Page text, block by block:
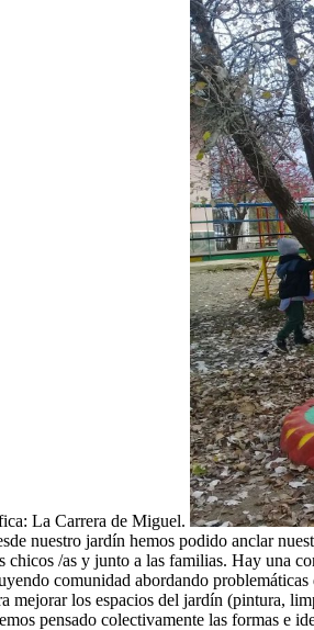
La Carrera de Miguel.
nuestro jardín hemos podido anclar
chicos /as y junto a las familias. Hay una
comunidad abordando
mejorar los espacios del jardín (pintura,
pensado colectivamente las formas e